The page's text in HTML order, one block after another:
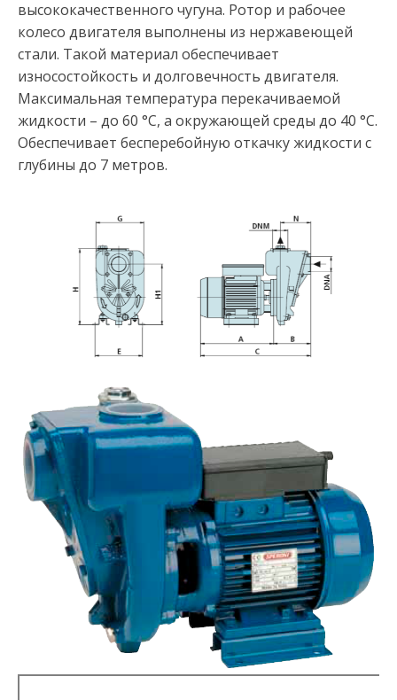
высококачественного чугуна. Ротор и рабочее
колесо двигателя выполнены из нержавеющей
стали. Такой материал обеспечивает
износостойкость и долговечность двигателя.
Максимальная температура перекачиваемой
жидкости – до 60 °С, а окружающей среды до 40 °С.
Обеспечивает бесперебойную откачку жидкости с
глубины до 7 метров.